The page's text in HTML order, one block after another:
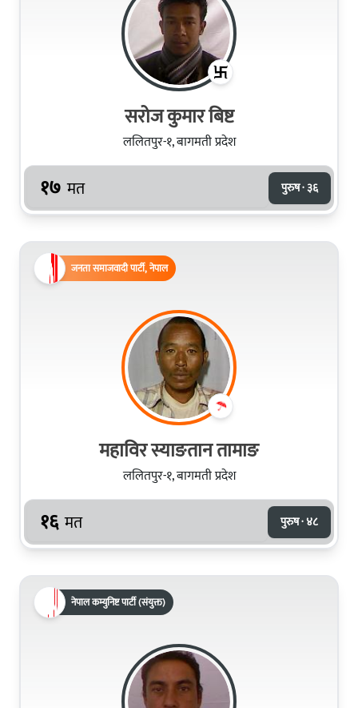
सरोज कुमार बिष्ट
ललितपुर-१, बागमती प्रदेश
१७ मत पुरुष · ३६
जनता समाजवादी पार्टी, नेपाल
महाविर स्याङतान तामाङ
ललितपुर-१, बागमती प्रदेश
१६ मत पुरुष · ४८
नेपाल कम्युनिष्ट पार्टी (संयुक्त)